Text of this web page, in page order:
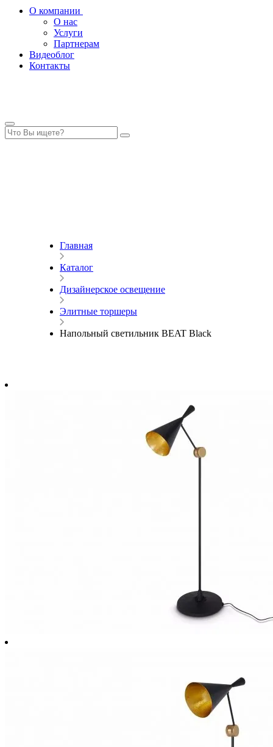
О компании
О нас
Услуги
Партнерам
Видеоблог
Контакты
Главная
Каталог
Дизайнерское освещение
Элитные торшеры
Напольный светильник BEAT Black